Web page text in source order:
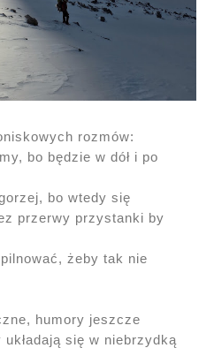
rozmów:
bo będzie w dół i po
bo wtedy się
przerwy przystanki by
żeby tak nie
humory jeszcze
się w niebrzydką